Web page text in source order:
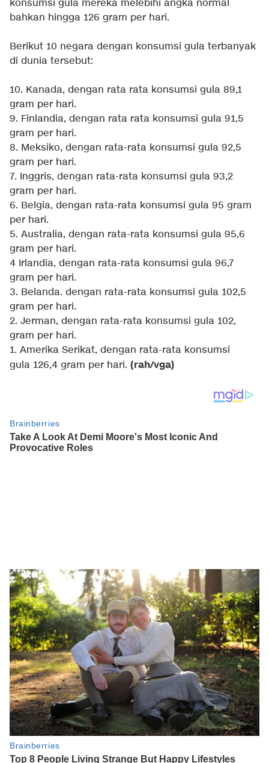
konsumsi gula mereka melebihi angka normal
bahkan hingga 126 gram per hari.
Berikut 10 negara dengan konsumsi gula terbanyak
di dunia tersebut:
10. Kanada, dengan rata rata konsumsi gula 89,1
gram per hari.
9. Finlandia, dengan rata rata konsumsi gula 91,5
gram per hari.
8. Meksiko, dengan rata-rata konsumsi gula 92,5
gram per hari.
7. Inggris, dengan rata-rata konsumsi gula 93,2
gram per hari.
6. Belgia, dengan rata-rata konsumsi gula 95 gram
per hari.
5. Australia, dengan rata-rata konsumsi gula 95,6
gram per hari.
4 Irlandia, dengan rata-rata konsumsi gula 96,7
gram per hari.
3. Belanda. dengan rata-rata konsumsi gula 102,5
gram per hari.
2. Jerman, dengan rata-rata konsumsi gula 102,
gram per hari.
1. Amerika Serikat, dengan rata-rata konsumsi
gula 126,4 gram per hari. (rah/vga)